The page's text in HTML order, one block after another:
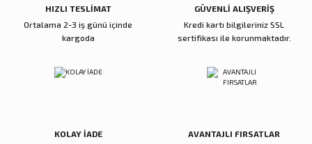
HIZLI TESLİMAT
Ortalama 2-3 iş günü içinde
kargoda
GÜVENLİ ALIŞVERİŞ
Kredi kartı bilgileriniz SSL
sertifikası ile korunmaktadır.
KOLAY İADE
AVANTAJLI FIRSATLAR